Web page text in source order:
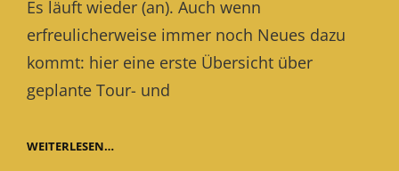
Es läuft wieder (an). Auch wenn
erfreulicherweise immer noch Neues dazu
kommt: hier eine erste Übersicht über
geplante Tour- und
WEITERLESEN…GASTSPIELTERMINE